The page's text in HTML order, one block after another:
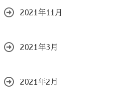
2021年11月
2021年3月
2021年2月